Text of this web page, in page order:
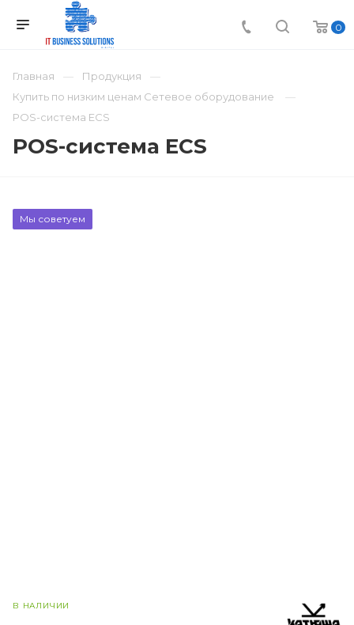
0
Главная
Продукция
Купить по низким ценам Сетевое оборудование
POS-система ECS
POS-система ECS
В НАЛИЧИИ
Мы советуем